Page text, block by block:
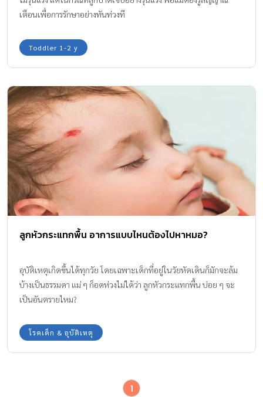
เตือนเพื่อการรักษาอย่างทันท่วงที
Toddler 1-2 y
ลูกหัวกระแทกพื้น อาการแบบไหนต้องไปหาหมอ?
อุบัติเหตุเกิดขึ้นได้ทุกวัย โดยเฉพาะเด็กที่อยู่ในวัยหัดเดินก็มักจะล้ม
บ้างเป็นธรรมดา แม่ ๆ ก็อดห่วงไม่ได้ว่า ลูกหัวกระแทกพื้น บ่อย ๆ จะ
เป็นอันตรายไหม?
โรคเด็ก & อุบัติเหตุ
1